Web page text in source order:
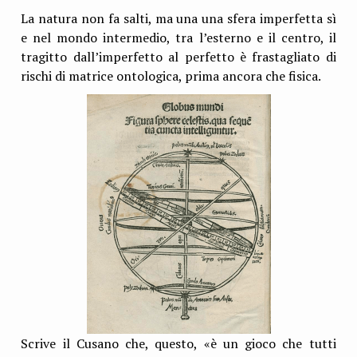
La natura non fa salti, ma una una sfera imperfetta sì
e nel mondo intermedio, tra l’esterno e il centro, il
tragitto dall’imperfetto al perfetto è frastagliato di
rischi di matrice ontologica, prima ancora che fisica.
Scrive il Cusano che, questo, «è un gioco che tutti